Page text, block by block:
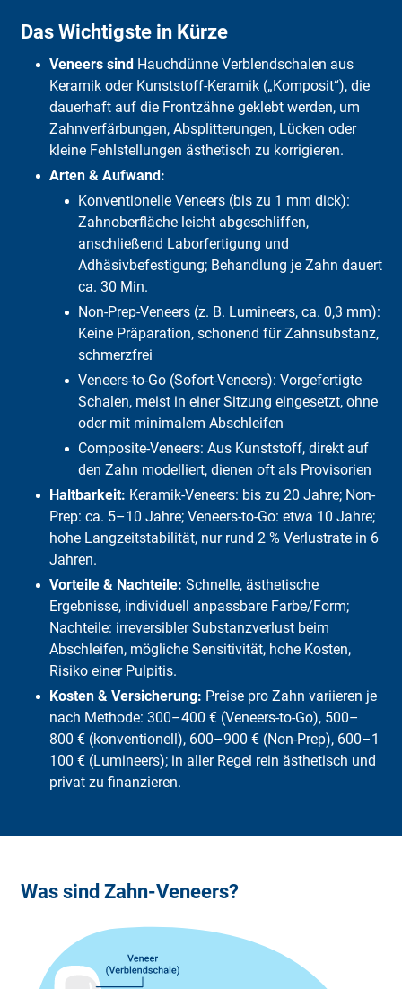
Für wen sind Veneers geeignet?
Wie lange sind Zahn-Veneers haltbar?
Vorteile von Veneers
Nachteile von Veneers
Wieviel kosten Veneers?
Was übernimmt die GKV?
Häufige Fragen
Das Wichtigste in Kürze
Veneers sind Hauchdünne Verblendschalen aus
Keramik oder Kunststoff-Keramik („Komposit“), die
dauerhaft auf die Frontzähne geklebt werden, um
Zahnverfärbungen, Absplitterungen, Lücken oder
kleine Fehlstellungen ästhetisch zu korrigieren.
Arten & Aufwand:
Konventionelle Veneers (bis zu 1 mm dick):
Zahnoberfläche leicht abgeschliffen,
anschließend Laborfertigung und
Adhäsivbefestigung; Behandlung je Zahn dauert
ca. 30 Min.
Non-Prep-Veneers (z. B. Lumineers, ca. 0,3 mm):
Keine Präparation, schonend für Zahnsubstanz,
schmerzfrei
Veneers-to-Go (Sofort-Veneers): Vorgefertigte
Schalen, meist in einer Sitzung eingesetzt, ohne
oder mit minimalem Abschleifen
Composite-Veneers: Aus Kunststoff, direkt auf
den Zahn modelliert, dienen oft als Provisorien
Haltbarkeit: Keramik-Veneers: bis zu 20 Jahre; Non-
Prep: ca. 5–10 Jahre; Veneers-to-Go: etwa 10 Jahre;
hohe Langzeitstabilität, nur rund 2 % Verlustrate in 6
Jahren.
Vorteile & Nachteile: Schnelle, ästhetische
Ergebnisse, individuell anpassbare Farbe/Form;
Nachteile: irreversibler Substanzverlust beim
Abschleifen, mögliche Sensitivität, hohe Kosten,
Risiko einer Pulpitis.
Kosten & Versicherung: Preise pro Zahn variieren je
nach Methode: 300–400 € (Veneers-to-Go), 500–
800 € (konventionell), 600–900 € (Non-Prep), 600–1
100 € (Lumineers); in aller Regel rein ästhetisch und
privat zu finanzieren.
Was sind Zahn-Veneers?